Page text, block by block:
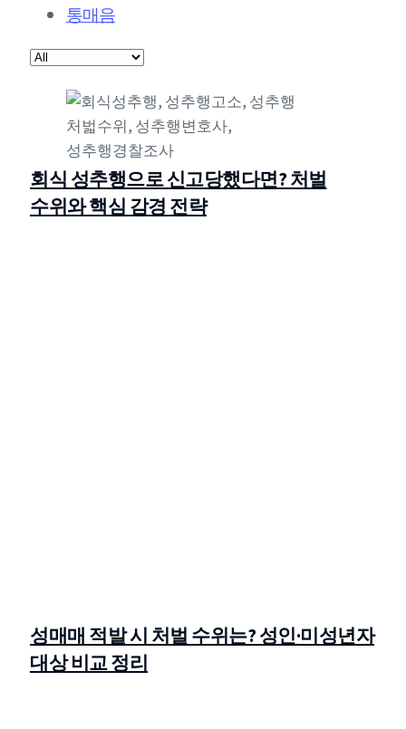
통매음
회식 성추행으로 신고당했다면? 처벌
수위와 핵심 감경 전략
성매매 적발 시 처벌 수위는? 성인·미성년자
대상 비교 정리